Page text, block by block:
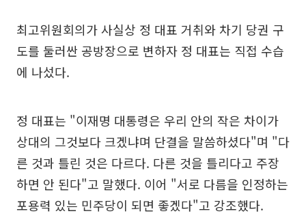
최고위원회의가 사실상 정 대표 거취와 차기 당권 구
도를 둘러싼 공방장으로 변하자 정 대표는 직접 수습
에 나섰다.
정 대표는 "이재명 대통령은 우리 안의 작은 차이가
상대의 그것보다 크겠냐며 단결을 말씀하셨다"며 "다
른 것과 틀린 것은 다르다. 다른 것을 틀리다고 주장
하면 안 된다"고 말했다. 이어 "서로 다름을 인정하는
포용력 있는 민주당이 되면 좋겠다"고 강조했다.